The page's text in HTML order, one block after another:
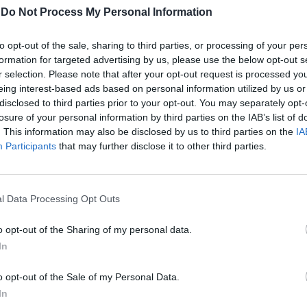
Do Not Process My Personal Information
opt-out of the sale, sharing to third parties, or processing of your
for targeted advertising by us, please use the below opt-out
selection. Please note that after your opt-out request is processed
interest-based ads based on personal information utilized by us
to third parties prior to your opt-out. You may separately
of your personal information by third parties on the IAB’s list of
This information may also be disclosed by us to third parties on the
Participants that may further disclose it to other third parties.
Data Processing Opt Outs
opt-out of the Sharing of my personal data.
opt-out of the Sale of my Personal Data.
sociali" rappresenta il 43,3% delle spese
di spesa sono incomprimibili a
invariata e, rappresentando quasi i due
totali, sottolineano una tesi che non
mai di ripetere: l'Italia non ha bisogno
ma di riforme. I nostri problemi non sono
accidentale di un sistema di trasferimenti
fisiologico, prevedibile e previsto, di
sbagliato. Pensare che si possa crescere
donchisciottesco e del tutto
quando la spesa pubblica supera
nazionale. La Svizzera è quasi priva
avendo lingue nazionali, religioni ed etnie
è il paese più ricco in Europa.